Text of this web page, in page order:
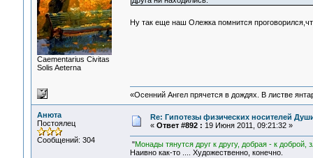
Сaementarius Civitas
Solis Aeterna
Ну так еще наш Олежка помнится
«Осенний Ангел прячется в дождях. В листве
Анюта
Постоялец
Сообщений: 304
Re: Гипотезы физических носителей
« Ответ #892 : 19 Июня 2011, 09:21:32 »
"Монады тянутся друг к другу, добрая - к доброй,
Наивно как-то .... Художественно, конечно.